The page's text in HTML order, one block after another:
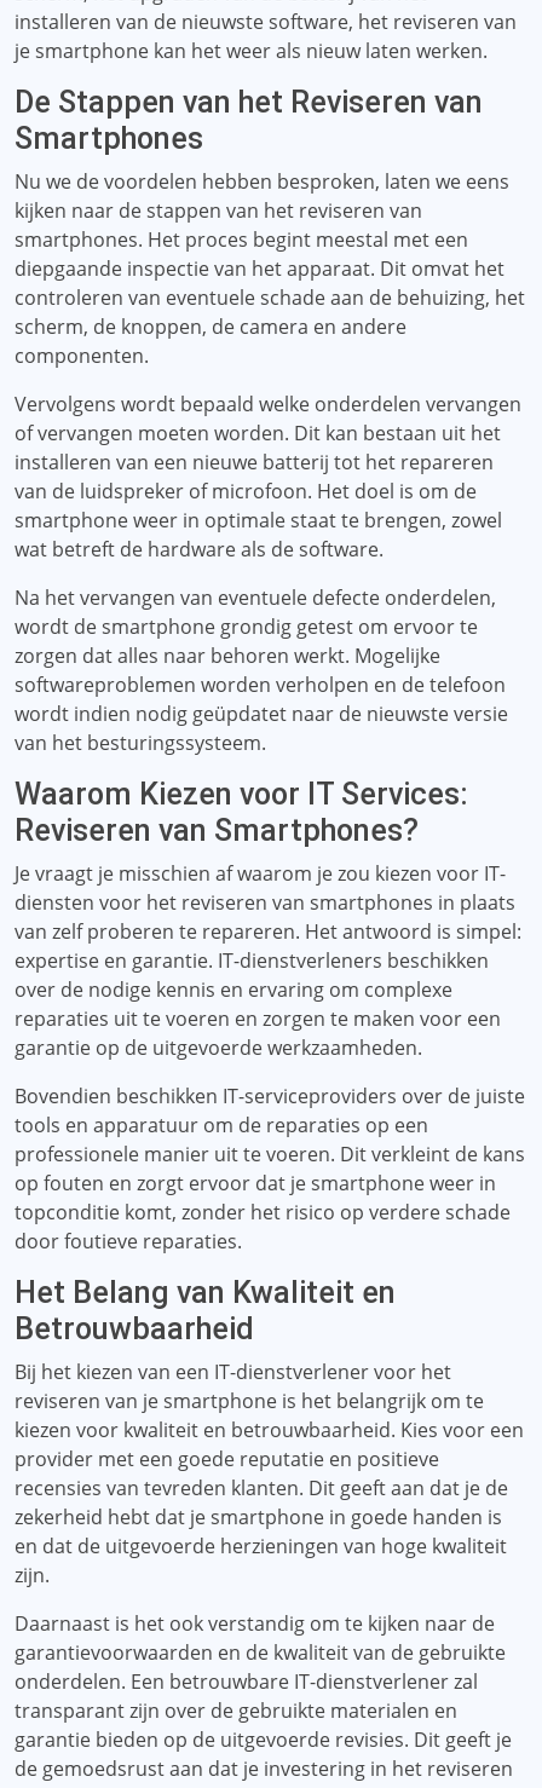
installeren van de nieuwste software, het reviseren van
je smartphone kan het weer als nieuw laten werken.
De Stappen van het Reviseren van
Smartphones
Nu we de voordelen hebben besproken, laten we eens
kijken naar de stappen van het reviseren van
smartphones. Het proces begint meestal met een
diepgaande inspectie van het apparaat. Dit omvat het
controleren van eventuele schade aan de behuizing, het
scherm, de knoppen, de camera en andere
componenten.
Vervolgens wordt bepaald welke onderdelen vervangen
of vervangen moeten worden. Dit kan bestaan ​​uit het
installeren van een nieuwe batterij tot het repareren
van de luidspreker of microfoon. Het doel is om de
smartphone weer in optimale staat te brengen, zowel
wat betreft de hardware als de software.
Na het vervangen van eventuele defecte onderdelen,
wordt de smartphone grondig getest om ervoor te
zorgen dat alles naar behoren werkt. Mogelijke
softwareproblemen worden verholpen en de telefoon
wordt indien nodig geüpdatet naar de nieuwste versie
van het besturingssysteem.
Waarom Kiezen voor IT Services:
Reviseren van Smartphones?
Je vraagt ​​je misschien af ​​waarom je zou kiezen voor IT-
diensten voor het reviseren van smartphones in plaats
van zelf proberen te repareren. Het antwoord is simpel:
expertise en garantie. IT-dienstverleners beschikken
over de nodige kennis en ervaring om complexe
reparaties uit te voeren en zorgen te maken voor een
garantie op de uitgevoerde werkzaamheden.
Bovendien beschikken IT-serviceproviders over de juiste
tools en apparatuur om de reparaties op een
professionele manier uit te voeren. Dit verkleint de kans
op fouten en zorgt ervoor dat je smartphone weer in
topconditie komt, zonder het risico op verdere schade
door foutieve reparaties.
Het Belang van Kwaliteit en
Betrouwbaarheid
Bij het kiezen van een IT-dienstverlener voor het
reviseren van je smartphone is het belangrijk om te
kiezen voor kwaliteit en betrouwbaarheid. Kies voor een
provider met een goede reputatie en positieve
recensies van tevreden klanten. Dit geeft aan dat je de
zekerheid hebt dat je smartphone in goede handen is
en dat de uitgevoerde herzieningen van hoge kwaliteit
zijn.
Daarnaast is het ook verstandig om te kijken naar de
garantievoorwaarden en de kwaliteit van de gebruikte
onderdelen. Een betrouwbare IT-dienstverlener zal
transparant zijn over de gebruikte materialen en
garantie bieden op de uitgevoerde revisies. Dit geeft je
de gemoedsrust aan dat je investering in het reviseren